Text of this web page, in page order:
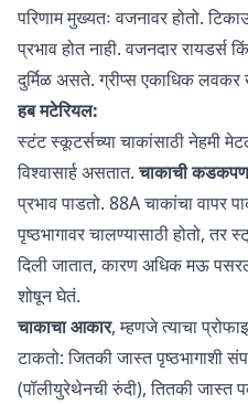
परिणाम मुख्यतः वजनावर होतो.
प्रभाव होत नाही. वजनदार रायडर्स
दुर्मिळ असते. ग्रीप्स एकाधिक लवकर
हब मटेरियल:
स्टंट स्कूटर्सच्या चाकांसाठी नेहमी
विश्वासार्ह असतात.चाकाची
प्रभाव पाडतो. 88A चाकांचा वापर
पृष्ठभागावर चालण्यासाठी होतो, तर
दिली जातात, कारण अधिक मऊ
शोषून घेतं.
चाकाचा आकार, म्हणजे त्याचा
टाकतो: जितकी जास्त पृष्ठभागाशी
(पॉलीयुरेथेनची रुंदी), तितकी